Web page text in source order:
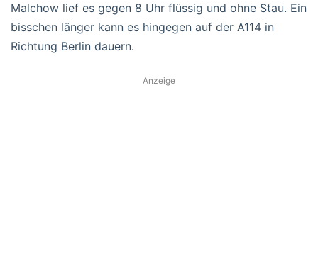
Malchow lief es gegen 8 Uhr flüssig und ohne Stau. Ein
bisschen länger kann es hingegen auf der A114 in
Richtung Berlin dauern.
Anzeige